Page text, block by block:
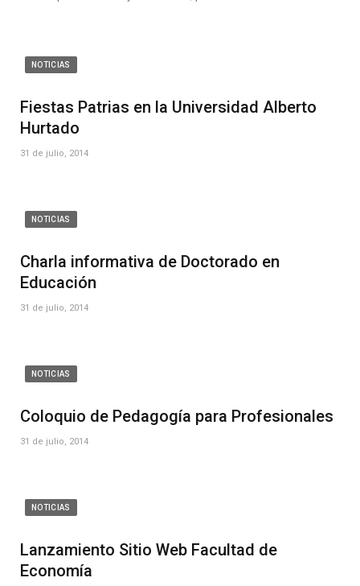
NOTICIAS
Fiestas Patrias en la Universidad Alberto
Hurtado
31 de julio, 2014
NOTICIAS
Charla informativa de Doctorado en
Educación
31 de julio, 2014
NOTICIAS
Coloquio de Pedagogía para Profesionales
31 de julio, 2014
NOTICIAS
Lanzamiento Sitio Web Facultad de
Economía